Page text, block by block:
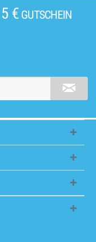
5 €GUTSCHEIN